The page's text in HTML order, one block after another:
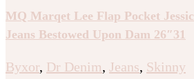
MQ Marqet Lee Flap Pocket
Jeans Bestowed Upon Dam 26″31
Byxor, Dr Denim, Jeans, Skinny